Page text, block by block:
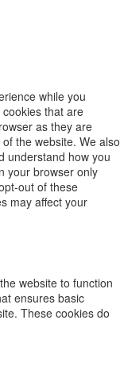
while you
that are
as they are
the website. We also
understand how you
your browser only
out of these
may affect your
website to function
ensures basic
These cookies do